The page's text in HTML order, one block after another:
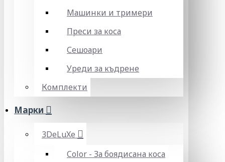
Машинки и тримери
Преси за коса
Сешоари
Уреди за къдрене
Комплекти
Марки
3DeLuXe
Color - За боядисана коса